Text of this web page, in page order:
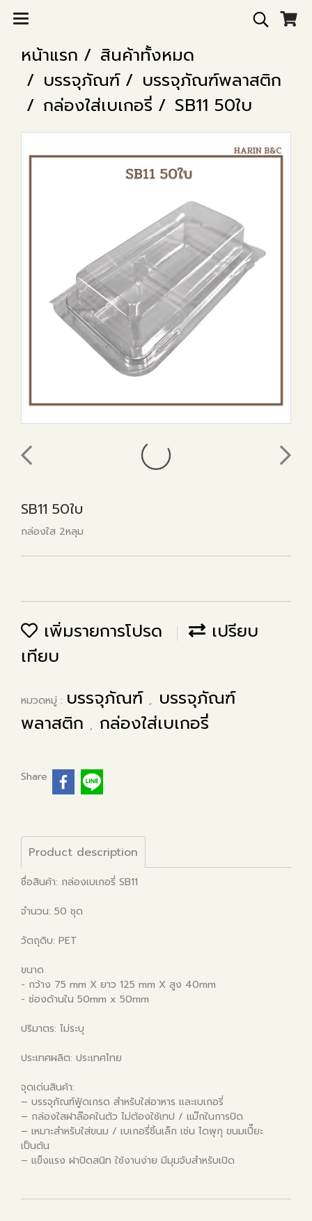
หน้าแรก
สินค้าทั้งหมด
บรรจุภัณฑ์
บรรจุภัณฑ์พลาสติก
กล่องใส่เบเกอรี่
SB11 50ใบ
SB11 50ใบ
กล่องใส 2หลุม
เพิ่มรายการโปรด
เปรียบ
เทียบ
หมวดหมู่ : บรรจุภัณฑ์ ,
บรรจุภัณฑ์
พลาสติก , กล่องใส่เบเกอรี่
Share
Product description
ชื่อสินค้า: กล่องเบเกอรี่ SB11
จำนวน: 50 ชุด
วัตถุดิบ: PET
ขนาด
- กว้าง 75 mm X ยาว 125 mm X สูง 40mm
- ช่องด้านใน 50mm x 50mm
ปริมาตร: ไม่ระบุ
ประเทศผลิต: ประเทศไทย
จุดเด่นสินค้า:
– บรรจุภัณฑ์ฟู้ดเกรด สำหรับใส่อาหาร และเบเกอรี่
– กล่องใสฝาล๊อคในตัว ไม่ต้องใช้เทป / แม๊กในการปิด
– เหมาะสำหรับใส่ขนม / เบเกอรี่ชิ้นเล็ก เช่น ไดพุกุ ขนมเปี๊ยะ
เป็นต้น
– แข็งแรง ฝาปิดสนิท ใช้งานง่าย มีมุมจับสำหรับเปิด